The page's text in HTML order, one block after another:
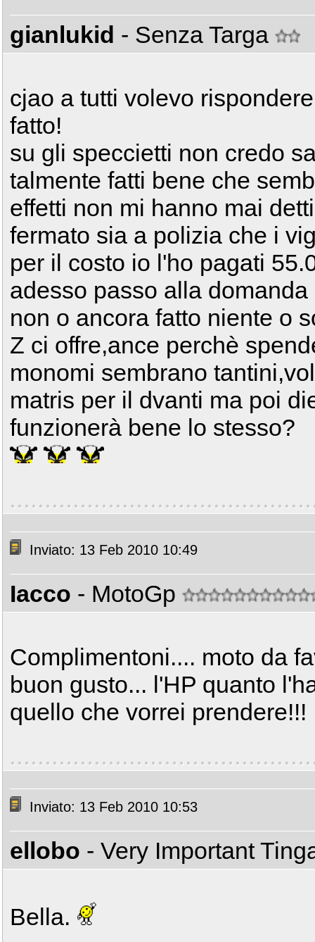
gianlukid - Senza Targa
cjao a tutti volevo
fatto!
su gli speccietti non credo
talmente fatti bene che
effetti non mi hanno mai
fermato sia a polizia che i
per il costo io l'ho pagati
adesso passo alla
non o ancora fatto niente o
Z ci offre,ance perchè
monomi sembrano
matris per il dvanti ma poi
funzionerà bene lo stesso?
Inviato: 13 Feb 2010 10:49
Iacco - MotoGp
Complimentoni.... moto da
buon gusto... l'HP quanto
quello che vorrei prendere!!!
Inviato: 13 Feb 2010 10:53
ellobo - Very Important
Bella.